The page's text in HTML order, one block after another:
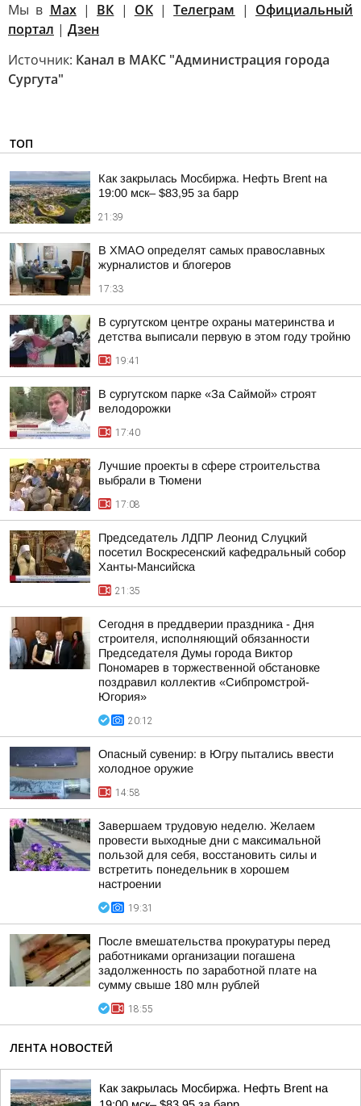
Мы в Max| ВК | ОК|Телеграм | Официальный
портал | Дзен
Источник: Канал в МАКС "Администрация города
Сургута"
ТОП
Как закрылась Мосбиржа. Нефть Brent на
19:00 мск– $83,95 за барр
21:39
В ХМАО определят самых православных
журналистов и блогеров
17:33
В сургутском центре охраны материнства и
детства выписали первую в этом году тройню
19:41
В сургутском парке «За Саймой» строят
велодорожки
17:40
Лучшие проекты в сфере строительства
выбрали в Тюмени
17:08
Председатель ЛДПР Леонид Слуцкий
посетил Воскресенский кафедральный собор
Ханты-Мансийска
21:35
Сегодня в преддверии праздника - Дня
строителя, исполняющий обязанности
Председателя Думы города Виктор
Пономарев в торжественной обстановке
поздравил коллектив «Сибпромстрой-
Югория»
20:12
Опасный сувенир: в Югру пытались ввести
холодное оружие
14:58
Завершаем трудовую неделю. Желаем
провести выходные дни с максимальной
пользой для себя, восстановить силы и
встретить понедельник в хорошем
настроении
19:31
После вмешательства прокуратуры перед
работниками организации погашена
задолженность по заработной плате на
сумму свыше 180 млн рублей
18:55
ЛЕНТА НОВОСТЕЙ
Как закрылась Мосбиржа. Нефть Brent на